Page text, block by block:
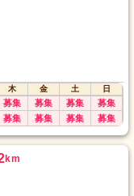
木 金 土
日
募集 募集 募集 募集
募集 募集 募集 募集
km